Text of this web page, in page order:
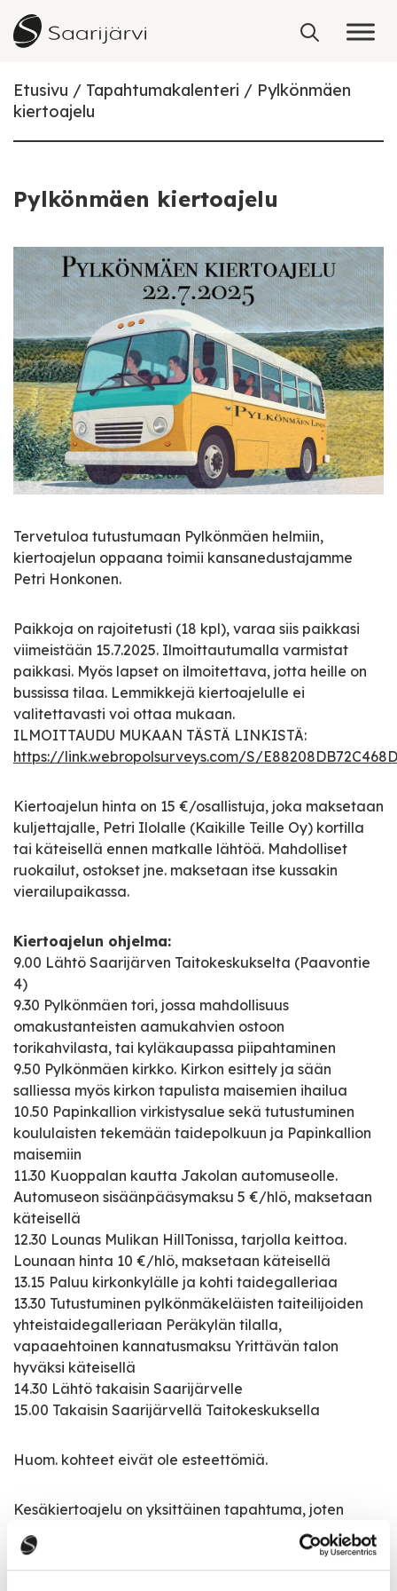
Skip to content
Etusivu Tapahtumakalenteri
Pylkönmäen
kiertoajelu
Pylkönmäen kiertoajelu
Tervetuloa tutustumaan Pylkönmäen helmiin,
kiertoajelun oppaana toimii kansanedustajamme
Petri Honkonen.
Paikkoja on rajoitetusti (18 kpl), varaa siis paikkasi
viimeistään 15.7.2025. Ilmoittautumalla varmistat
paikkasi. Myös lapset on ilmoitettava, jotta heille on
bussissa tilaa. Lemmikkejä kiertoajelulle ei
valitettavasti voi ottaa mukaan.
ILMOITTAUDU MUKAAN TÄSTÄ LINKISTÄ:
https://link.webropolsurveys.com/S/
Kiertoajelun hinta on 15 €/osallistuja, joka maksetaan
kuljettajalle, Petri Ilolalle (Kaikille Teille Oy) kortilla
tai käteisellä ennen matkalle lähtöä. Mahdolliset
ruokailut, ostokset jne. maksetaan itse kussakin
vierailupaikassa.
Kiertoajelun ohjelma:
9.00 Lähtö Saarijärven Taitokeskukselta (Paavontie
4)
9.30 Pylkönmäen tori, jossa mahdollisuus
omakustanteisten aamukahvien ostoon
torikahvilasta, tai kyläkaupassa piipahtaminen
9.50 Pylkönmäen kirkko. Kirkon esittely ja sään
salliessa myös kirkon tapulista maisemien ihailua
10.50 Papinkallion virkistysalue sekä tutustuminen
koululaisten tekemään taidepolkuun ja Papinkallion
maisemiin
11.30 Kuoppalan kautta Jakolan automuseolle.
Automuseon sisäänpääsymaksu 5 €/hlö, maksetaan
käteisellä
12.30 Lounas Mulikan HillTonissa, tarjolla keittoa.
Lounaan hinta 10 €/hlö, maksetaan käteisellä
13.15 Paluu kirkonkylälle ja kohti taidegalleriaa
13.30 Tutustuminen pylkönmäkeläisten taiteilijoiden
yhteistaidegalleriaan Peräkylän tilalla,
vapaaehtoinen kannatusmaksu Yrittävän talon
hyväksi käteisellä
14.30 Lähtö takaisin Saarijärvelle
15.00 Takaisin Saarijärvellä Taitokeskuksella
Huom. kohteet eivät ole esteettömiä.
Kesäkiertoajelu on yksittäinen tapahtuma, joten
vastuu vahinkojen sattuessa on osallistujalla
itsellään. Kiertoajelun aikana osallistujia ei ole
vakuutettu järjestäjän puolesta. Matka- ja